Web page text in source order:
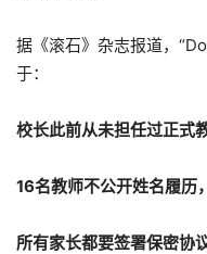
据《滚石》杂志报道，
于：
校长此前从未担任过正式
16名教师不公开姓名履历
所有家长都要签署保密协